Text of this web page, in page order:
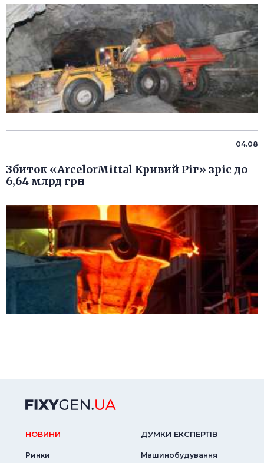
04.08
Збиток «ArcelorMittal Кривий Ріг» зріс до
6,64 млрд грн
НОВИНИ
Ринки
ДУМКИ ЕКСПЕРТIВ
Машинобудування